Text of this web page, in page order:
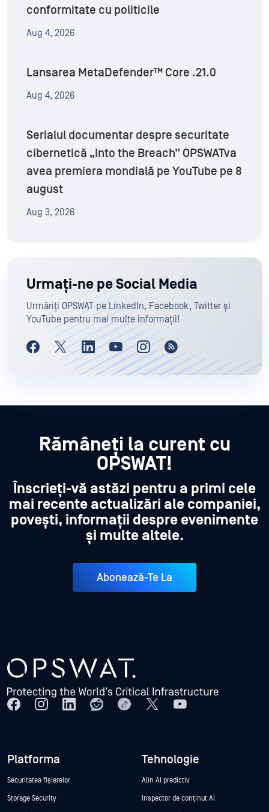
conformitate cu politicile
Aug 4, 2026
Lansarea MetaDefender™ Core .21.0
Aug 4, 2026
Serialul documentar despre securitate
cibernetică „Into the Breach” OPSWATva
avea premiera mondială pe YouTube pe 8
august
Aug 3, 2026
Urmați-ne pe Social Media
Urmăriți OPSWAT pe LinkedIn, Facebook, Twitter și
YouTube pentru mai multe informații!
Rămâneți la curent cu
OPSWAT!
Înscrieți-vă astăzi pentru a primi cele
mai recente actualizări ale companiei,
povești, informații despre evenimente
și multe altele.
Abonează-Te La
Platforma
Securitatea fișierelor
Storage Security
Tehnologie
Alin AI predictiv
Inspector de conținut AI